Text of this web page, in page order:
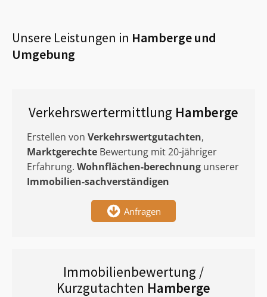
Unsere Leistungen in Hambergeund
Umgebung
Verkehrswertermittlung Hamberge
Erstellen von Verkehrswertgutachten,
Marktgerechte Bewertung mit 20-jähriger
Erfahrung. Wohnflächen-berechnung unserer
Immobilien-sachverständigen
Anfragen
Immobilienbewertung /
Kurzgutachten Hamberge